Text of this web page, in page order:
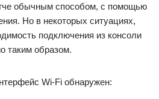
обычным способом, с помощью
Но в некоторых ситуациях,
подключения из консоли
таким образом.
Wi-Fi обнаружен: